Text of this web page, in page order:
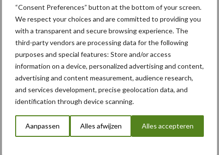
“Consent Preferences” button at the bottom of your screen.
We respect your choices and are committed to providing you
with a transparent and secure browsing experience. The
third-party vendors are processing data for the following
purposes and special features: Store and/or access
information on a device, personalized advertising and content,
advertising and content measurement, audience research,
and services development, precise geolocation data, and
identification through device scanning.
Aanpassen Alles afwijzen Alles accepteren
Caterpillar breidt gamma
elektrische bulldozers uit
Komatsu HM460-6 knikdumper legt
lat opnieuw hoger
Nieuwe compacte gedragen
pootcombinatie van AVR